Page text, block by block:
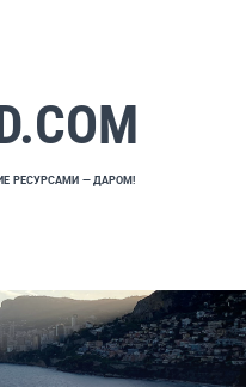
РЕСУРСАМИ — ДАРОМ!